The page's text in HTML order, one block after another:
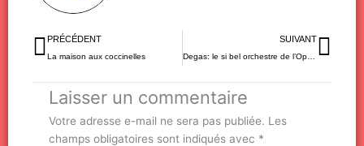
Précédent
PRÉCÉDENT
La maison aux coccinelles
SUIVANT
Degas: le si bel orchestre de l’Opéra
Laisser un commentaire
Votre adresse e-mail ne sera pas publiée. Les
champs obligatoires sont indiqués avec *